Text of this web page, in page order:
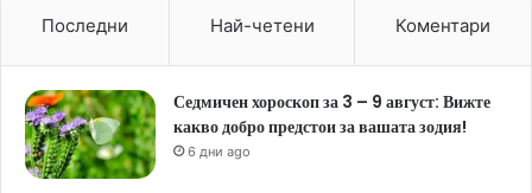
Последни Най-четени Коментари
Седмичен хороскоп за 3 – 9 август: Вижте
какво добро предстои за вашата зодия!
6 дни ago